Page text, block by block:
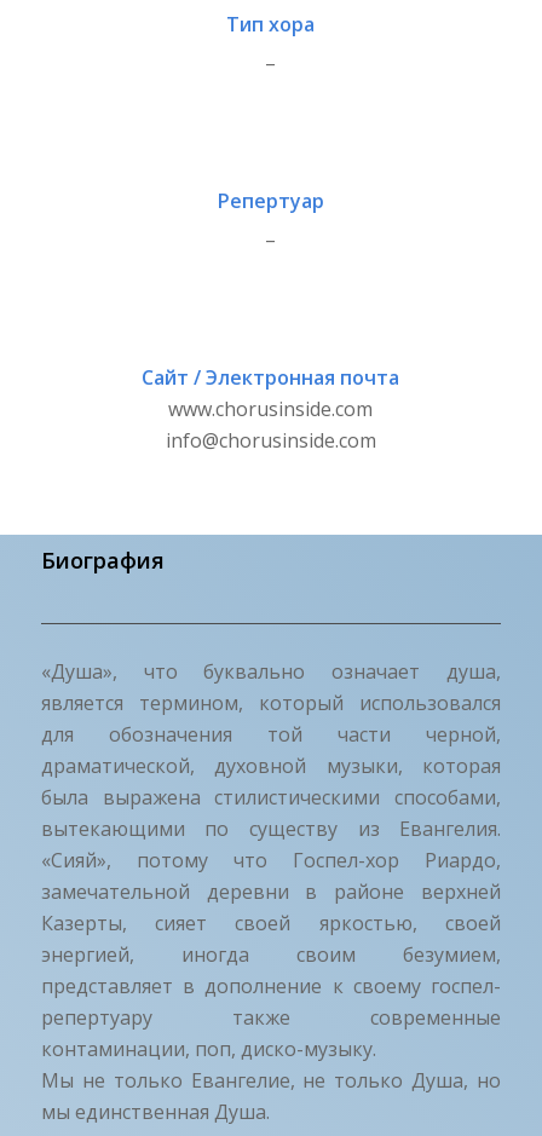
Тип хора
Репертуар
Сайт / Электронная почта
www.chorusinside.com
info@chorusinside.com
Биография
«Душа», что буквально означает душа,
является термином, который использовался
для обозначения той части черной,
драматической, духовной музыки, которая
была выражена стилистическими способами,
вытекающими по существу из Евангелия.
«Сияй», потому что Госпел-хор Риардо,
замечательной деревни в районе верхней
Казерты, сияет своей яркостью, своей
энергией, иногда своим безумием,
представляет в дополнение к своему госпел-
репертуару также современные
контаминации, поп, диско-музыку.
Мы не только Евангелие, не только Душа, но
мы единственная Душа.